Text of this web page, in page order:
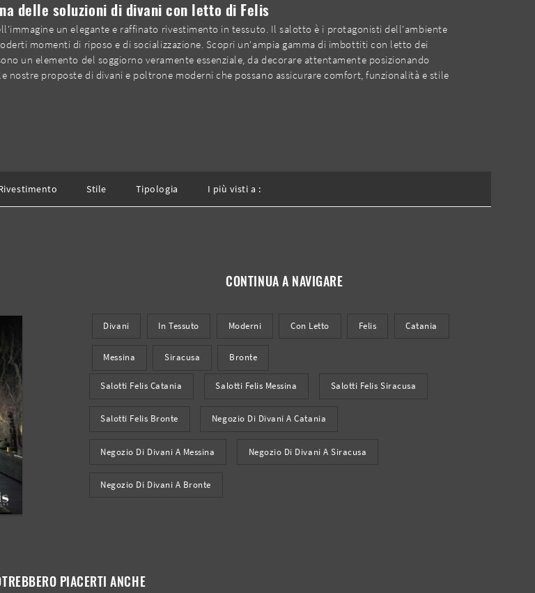
delle soluzioni di divani con letto di Felis
un elegante e raffinato rivestimento in tessuto. Il salotto è i protagonisti dell'ambiente
momenti di riposo e di socializzazione. Scopri un'ampia gamma di imbottiti con letto dei
un elemento del soggiorno veramente essenziale, da decorare attentamente posizionando
nostre proposte di divani e poltrone moderni che possano assicurare comfort, funzionalità e stile
Stile Tipologia I più visti a :
CONTINUA A NAVIGARE
Divani In Tessuto Moderni Con Letto Felis Catania
Messina Siracusa Bronte
Salotti Felis Catania Salotti Felis Messina Salotti Felis Siracusa
Salotti Felis Bronte Negozio Di Divani A Catania
Negozio Di Divani A Messina Negozio Di Divani A Siracusa
Negozio Di Divani A Bronte
PIACERTI ANCHE